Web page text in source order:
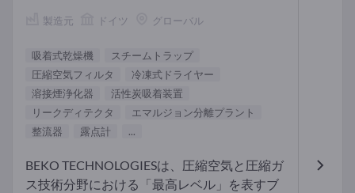
製造元 ドイツ グローバル
吸着式乾燥機
スチームトラップ
圧縮空気フィルタ
冷凍式ドライヤー
溶接煙浄化器
活性炭吸着装置
リークディテクタ
エマルジョン分離プラント
整流器
露点計 ...
BEKO TECHNOLOGIESは、圧縮空気と圧縮ガ
ス技術分野における「最高レベル」を表すブ